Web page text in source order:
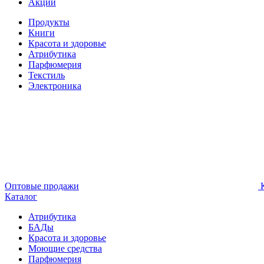
Акции
Продукты
Книги
Красота и здоровье
Атрибутика
Парфюмерия
Текстиль
Электроника
Оптовые продажи
Каталог
Атрибутика
БАДы
Красота и здоровье
Моющие средства
Парфюмерия